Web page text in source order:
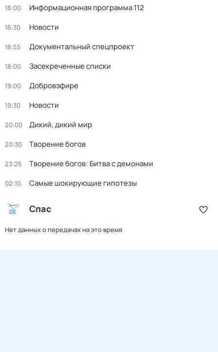
16:00 Информационная программа 112
16:30 Новости
16:55 Документальный спецпроект
18:00 Заcекрeченные списки
19:00 Добровэфире
19:30 Новости
20:00 Дикий, дикий мир
20:30 Творение богов
23:25 Творение богов: Битва с демонами
02:10 Самые шoкиpующие гипотезы
Спас
Нет данных о передачах на это время